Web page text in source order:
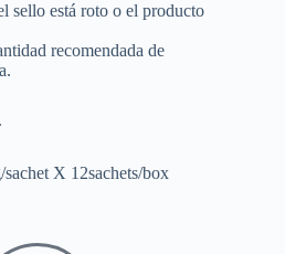
sello está roto o el producto
recomendada de
sachet X 12sachets/box